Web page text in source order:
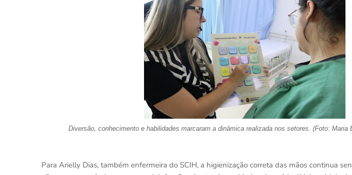
Diversão, conhecimento e habilidades marcaram a dinâmica realizada nos setores. (Foto: Maria
Para Arielly Dias, também enfermeira do SCIH, a higienização correta das mãos continua